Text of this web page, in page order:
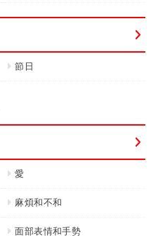
節日
愛
麻煩和不和
面部表情和手勢